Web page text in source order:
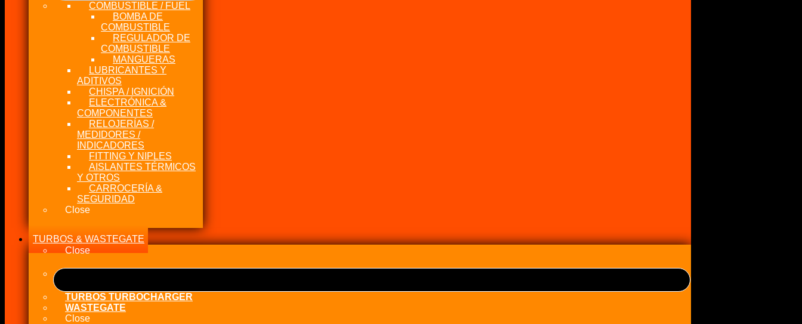
COMBUSTIBLE / FUEL
BOMBA DE
COMBUSTIBLE
REGULADOR DE
COMBUSTIBLE
MANGUERAS
LUBRICANTES Y
ADITIVOS
CHISPA / IGNICIÓN
ELECTRÓNICA &
COMPONENTES
RELOJERÍAS /
MEDIDORES /
INDICADORES
FITTING Y NIPLES
AISLANTES TÉRMICOS
Y OTROS
CARROCERÍA &
SEGURIDAD
Close
TURBOS & WASTEGATE
Close
TURBOS TURBOCHARGER
WASTEGATE
Close